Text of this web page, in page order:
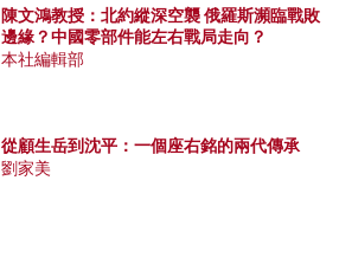
陳文鴻教授：北約縱深空襲 俄羅斯瀕臨戰敗
邊緣？中國零部件能左右戰局走向？
本社編輯部
從顧生岳到沈平：一個座右銘的兩代傳承
劉家美